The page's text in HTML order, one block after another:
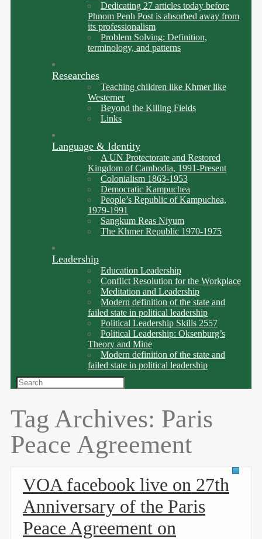
Dedicating 27 articles today before
Phnom Penh Post is absorbed away from
its professionalism
Problem Solving: Definition,
terminology, and patterns
Researches
Teaching children like Khmer like
Westerner
Beyond the Killing Fields
Links
Language & Identity
A UN Protectorate and Restored
Kingdom of Cambodia, 1991-Present
Colonialism 1863-1953
Democratic Kampuchea
People’s Republic of Kampuchea,
1979-1991
Sangkum Reas Niyum
The Khmer Republic 1970-1975
Leadership
Education Leadership
Conflict Resolution for the Workplace
Meditation and Leadership
Modern definition of the state and
failed state in political leadership
Political Leadership Skills 2557
Political Leadership: Oksenburg’s
Theory and Mine
Modern definition of the state and
failed state in political leadership
Tag Archives: Paris
Peace Agreement
VOA facebook live on 27th
Anniversary of the Paris
Peace Agreement on